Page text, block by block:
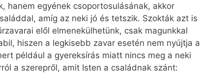
hanem egyének csoportosulásának, akkor
amíg az neki jó és tetszik. Szokták azt is
elől elmenekülhetünk, csak magunkkal
hiszen a legkisebb zavar esetén nem nyújtja a
például a gyereksírás miatt nincs meg a neki
a szerepről, amit Isten a családnak szánt: